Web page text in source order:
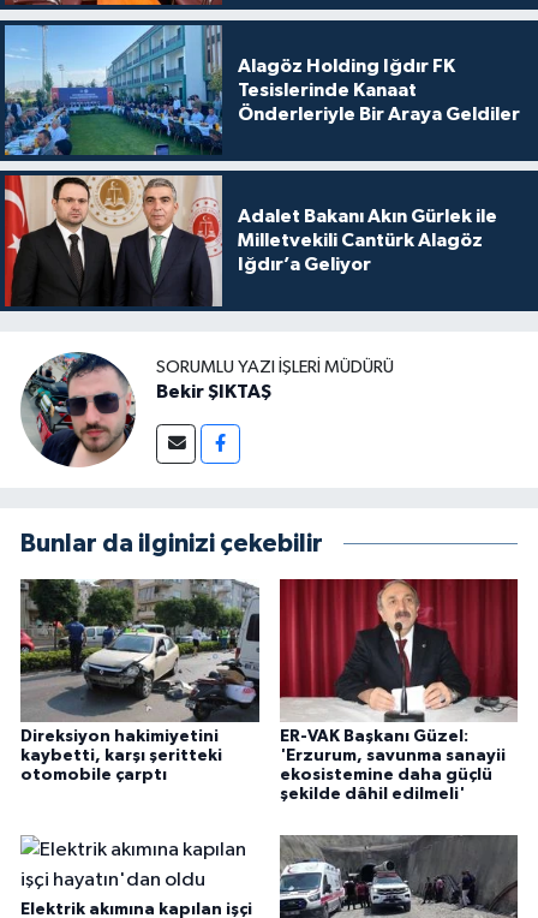
Alagöz Holding Iğdır FK
Tesislerinde Kanaat
Önderleriyle Bir Araya Geldiler
Adalet Bakanı Akın Gürlek ile
Milletvekili Cantürk Alagöz
Iğdır’a Geliyor
SORUMLU YAZI İŞLERI MÜDÜRÜ
Bekir ŞIKTAŞ
Bunlar da ilginizi çekebilir
Direksiyon hakimiyetini
kaybetti, karşı şeritteki
otomobile çarptı
ER-VAK Başkanı Güzel:
'Erzurum, savunma sanayii
ekosistemine daha güçlü
şekilde dâhil edilmeli'
Elektrik akımına kapılan işçi